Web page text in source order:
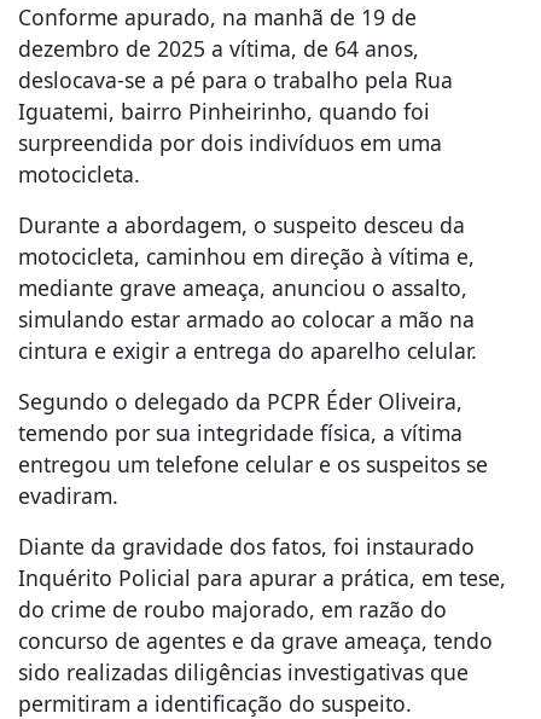
Conforme apurado, na manhã de 19 de
dezembro de 2025 a vítima, de 64 anos,
deslocava-se a pé para o trabalho pela Rua
Iguatemi, bairro Pinheirinho, quando foi
surpreendida por dois indivíduos em uma
motocicleta.
Durante a abordagem, o suspeito desceu da
motocicleta, caminhou em direção à vítima e,
mediante grave ameaça, anunciou o assalto,
simulando estar armado ao colocar a mão na
cintura e exigir a entrega do aparelho celular.
Segundo o delegado da PCPR Éder Oliveira,
temendo por sua integridade física, a vítima
entregou um telefone celular e os suspeitos se
evadiram.
Diante da gravidade dos fatos, foi instaurado
Inquérito Policial para apurar a prática, em tese,
do crime de roubo majorado, em razão do
concurso de agentes e da grave ameaça, tendo
sido realizadas diligências investigativas que
permitiram a identificação do suspeito.